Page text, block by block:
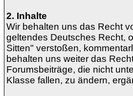
2. Inhalte
Wir behalten uns das Recht
geltendes Deutsches Recht,
Sitten" verstoßen,
behalten uns weiter das
Forumsbeiträge, die nicht
Klasse fallen, zu ändern,